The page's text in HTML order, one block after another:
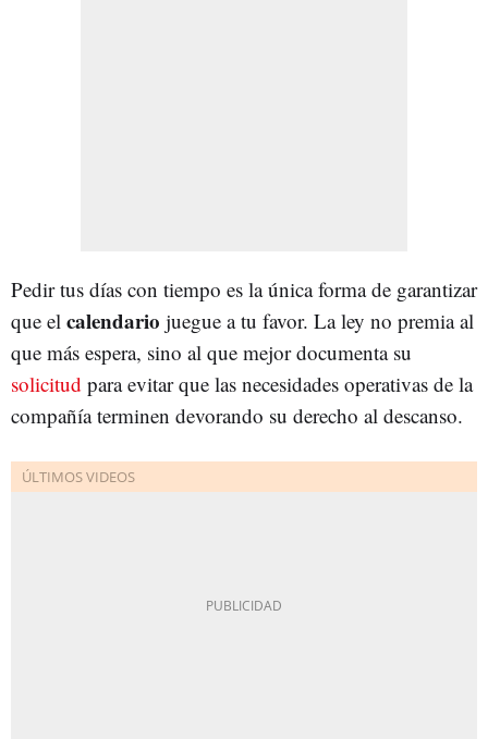
Pedir tus días con tiempo es la única forma de garantizar
que el calendario juegue a tu favor. La ley no premia al
que más espera, sino al que mejor documenta su
solicitud para evitar que las necesidades operativas de la
compañía terminen devorando su derecho al descanso.